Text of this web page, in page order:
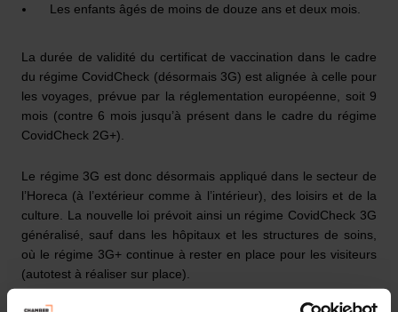
Les enfants âgés de moins de douze ans et deux mois.
La durée de validité du certificat de vaccination dans le cadre
du régime CovidCheck (désormais 3G) est alignée à celle pour
les voyages, prévue par la réglementation européenne, soit 9
mois (contre 6 mois jusqu’à présent dans le cadre du régime
CovidCheck 2G+).
Le régime 3G est donc désormais appliqué dans le secteur de
l’Horeca (à l’extérieur comme à l’intérieur), des loisirs et de la
culture. La nouvelle loi prévoit ainsi un régime CovidCheck 3G
généralisé, sauf dans les hôpitaux et les structures de soins,
où le régime 3G+ continue à rester en place pour les visiteurs
(autotest à réaliser sur place).